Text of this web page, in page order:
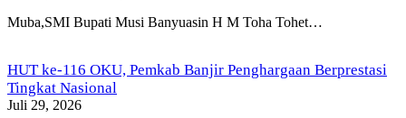
Muba,SMI Bupati Musi Banyuasin H M Toha Tohet…
HUT ke-116 OKU, Pemkab Banjir Penghargaan Berprestasi
Tingkat Nasional
Juli 29, 2026